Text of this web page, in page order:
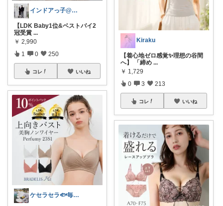
インドアっ子@ご購入ありがとうございます
【LDK Baby1位&ベストバイ2
冠受賞 ...
￥ 2,990
1 0 250
コレ いいね
ケセラセラ🐟毎日を快適にするアイテム
Kiraku
【着心地ゼロ感覚✨理想の谷間
へ】 「締め ...
￥ 1,729
0 3 213
コレ いいね